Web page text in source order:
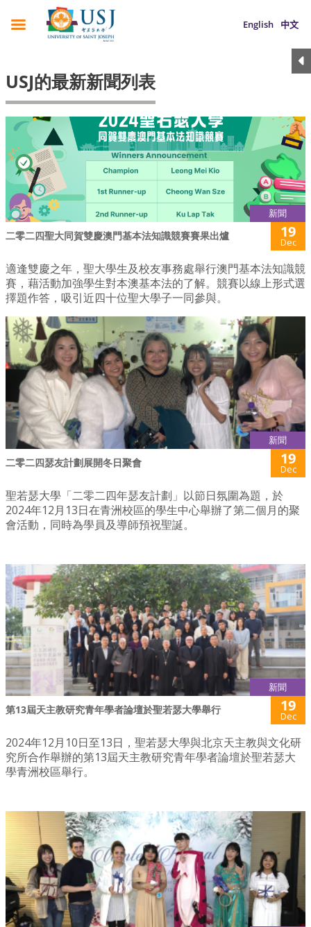
English 中文
USJ的最新新聞列表
新聞
二零二四聖大同賀雙慶澳門基本法知識競賽賽果出爐 19
Dec
適逢雙慶之年，聖大學生及校友事務處舉行澳門基本法知識競
賽，藉活動加強學生對本澳基本法的了解。競賽以線上形式選
擇題作答，吸引近四十位聖大學子一同參與。
新聞
二零二四瑟友計劃展開冬日聚會 19
Dec
聖若瑟大學「二零二四年瑟友計劃」以節日氛圍為題，於
2024年12月13日在青洲校區的學生中心舉辦了第二個月的聚
會活動，同時為學員及導師預祝聖誕。
新聞
第13屆天主教研究青年學者論壇於聖若瑟大學舉行 19
Dec
2024年12月10日至13日，聖若瑟大學與北京天主教與文化研
究所合作舉辦的第13屆天主教研究青年學者論壇於聖若瑟大
學青洲校區舉行。